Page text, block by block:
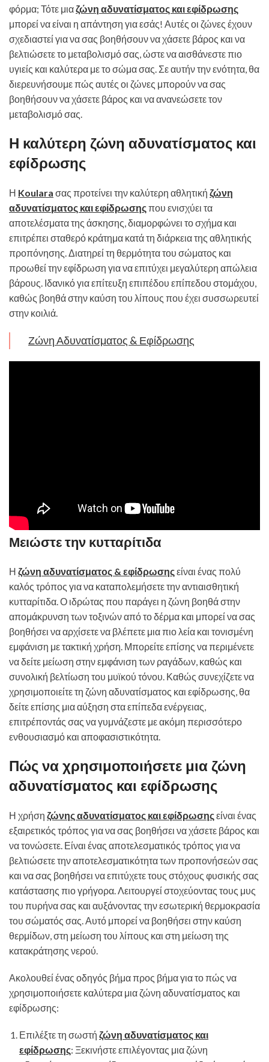
φόρμα; Τότε μιαζώνη αδυνατίσματος και εφίδρωσης
μπορεί να είναι η απάντηση για εσάς! Αυτές οι ζώνες έχουν
σχεδιαστεί για να σας βοηθήσουν να χάσετε βάρος και να
βελτιώσετε το μεταβολισμό σας, ώστε να αισθάνεστε πιο
υγιείς και καλύτερα με το σώμα σας. Σε αυτήν την ενότητα, θα
διερευνήσουμε πώς αυτές οι ζώνες μπορούν να σας
βοηθήσουν να χάσετε βάρος και να ανανεώσετε τον
μεταβολισμό σας.
Η καλύτερη ζώνη αδυνατίσματος και
εφίδρωσης
Η Koulara σας προτείνει την καλύτερη αθλητική ζώνη
αδυνατίσματος και εφίδρωσηςπου ενισχύει τα
αποτελέσματα της άσκησης, διαμορφώνει το σχήμα και
επιτρέπει σταθερό κράτημα κατά τη διάρκεια της αθλητικής
προπόνησης. Διατηρεί τη θερμότητα του σώματος και
προωθεί την εφίδρωση για να επιτύχει μεγαλύτερη απώλεια
βάρους. Ιδανικό για επίτευξη επιπέδου επίπεδου στομάχου,
καθώς βοηθά στην καύση του λίπους που έχει συσσωρευτεί
στην κοιλιά.
Ζώνη Αδυνατίσματος & Εφίδρωσης
Μειώστε την κυτταρίτιδα
Η ζώνη αδυνατίσματος & εφίδρωσηςείναι ένας πολύ
καλός τρόπος για να καταπολεμήσετε την αντιαισθητική
κυτταρίτιδα. Ο ιδρώτας που παράγει η ζώνη βοηθά στην
απομάκρυνση των τοξινών από το δέρμα και μπορεί να σας
βοηθήσει να αρχίσετε να βλέπετε μια πιο λεία και τονισμένη
εμφάνιση με τακτική χρήση. Μπορείτε επίσης να περιμένετε
να δείτε μείωση στην εμφάνιση των ραγάδων, καθώς και
συνολική βελτίωση του μυϊκού τόνου. Καθώς συνεχίζετε να
χρησιμοποιείτε τη ζώνη αδυνατίσματος και εφίδρωσης, θα
δείτε επίσης μια αύξηση στα επίπεδα ενέργειας,
επιτρέποντάς σας να γυμνάζεστε με ακόμη περισσότερο
ενθουσιασμό και αποφασιστικότητα.
Πώς να χρησιμοποιήσετε μια ζώνη
αδυνατίσματος και εφίδρωσης
Η χρήση ζώνης αδυνατίσματος και εφίδρωσηςείναι ένας
εξαιρετικός τρόπος για να σας βοηθήσει να χάσετε βάρος και
να τονώσετε. Είναι ένας αποτελεσματικός τρόπος για να
βελτιώσετε την αποτελεσματικότητα των προπονήσεών σας
και να σας βοηθήσει να επιτύχετε τους στόχους φυσικής σας
κατάστασης πιο γρήγορα. Λειτουργεί στοχεύοντας τους μυς
του πυρήνα σας και αυξάνοντας την εσωτερική θερμοκρασία
του σώματός σας. Αυτό μπορεί να βοηθήσει στην καύση
θερμίδων, στη μείωση του λίπους και στη μείωση της
κατακράτησης νερού.
Ακολουθεί ένας οδηγός βήμα προς βήμα για το πώς να
χρησιμοποιήσετε καλύτερα μια ζώνη αδυνατίσματος και
εφίδρωσης:
Επιλέξτε τη σωστή ζώνη αδυνατίσματος και
εφίδρωσης: Ξεκινήστε επιλέγοντας μια ζώνη